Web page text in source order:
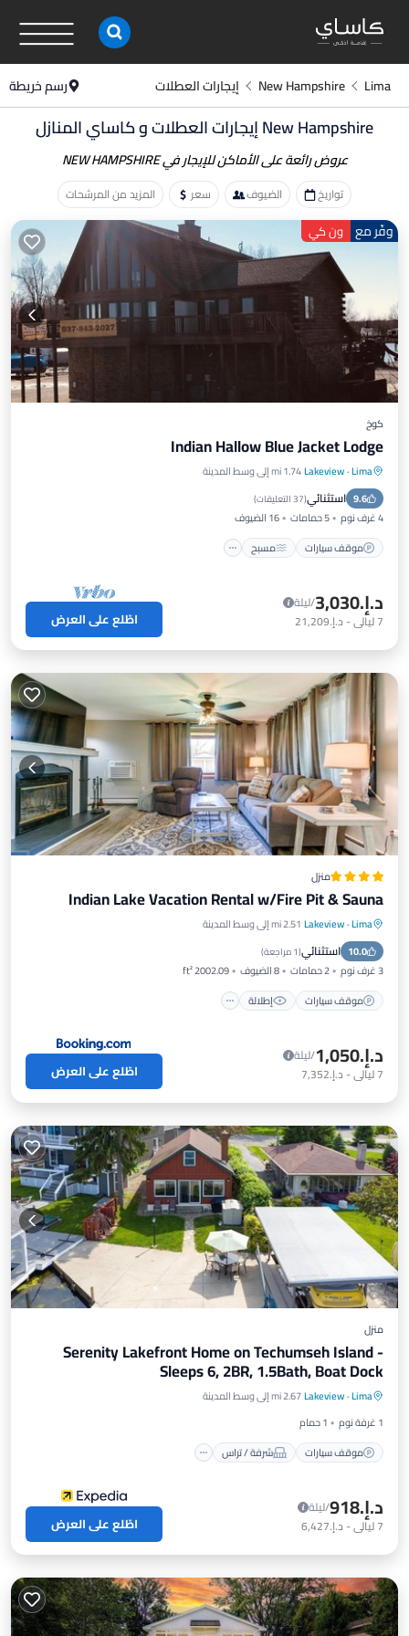
Lima
New Hampshire إيجارات العطلات رسم خريطة
New Hampshire إيجارات العطلات و كاساي المنازل
عروض رائعة على الأماكنللإيجار في NEW HAMPSHIRE
تواريخ الضيوف سعر المزيد من المرشحات
وفّر مع ون كي
كوخ
Indian Hallow Blue Jacket Lodge
Lima
·
Lakeview1.74 mi إلى وسط المدينة
9.6 استثنائي(37 التعليقات )
4 غرف نوم 5 حمامات
16 الضيوف
موقف سيارات
مسبح
موقف سيارات مسبح
شرفة / تراس
د.إ.‏3,030
/ليلة
7ليالي- د.إ.‏21,209 اطّلع على العرض
منزل
Indian Lake Vacation Rental w/Fire Pit & Sauna
Lima
·
Lakeview 2.51 mi إلى وسط المدينة
10.0 استثنائي(1 مراجعة )
3 غرف نوم 2 حمامات 8 الضيوف
2002.09 ft²
موقف سيارات
إطلالة
موقف سيارات إطلالة
مناسب للأطفال
د.إ.‏1,050
/ليلة
7ليالي- د.إ.‏7,352 اطّلع على العرض
منزل
Serenity Lakefront Home on Techumseh Island -
Sleeps 6, 2BR, 1.5Bath, Boat Dock
Lima
·
Lakeview2.67 mi إلى وسط المدينة
1 غرفة نوم
1 حمام
موقف سيارات
شرفة / تراس
موقف سيارات شرفة / تراس
مطبخ
د.إ.‏918
/ليلة
7ليالي- د.إ.‏6,427 اطّلع على العرض